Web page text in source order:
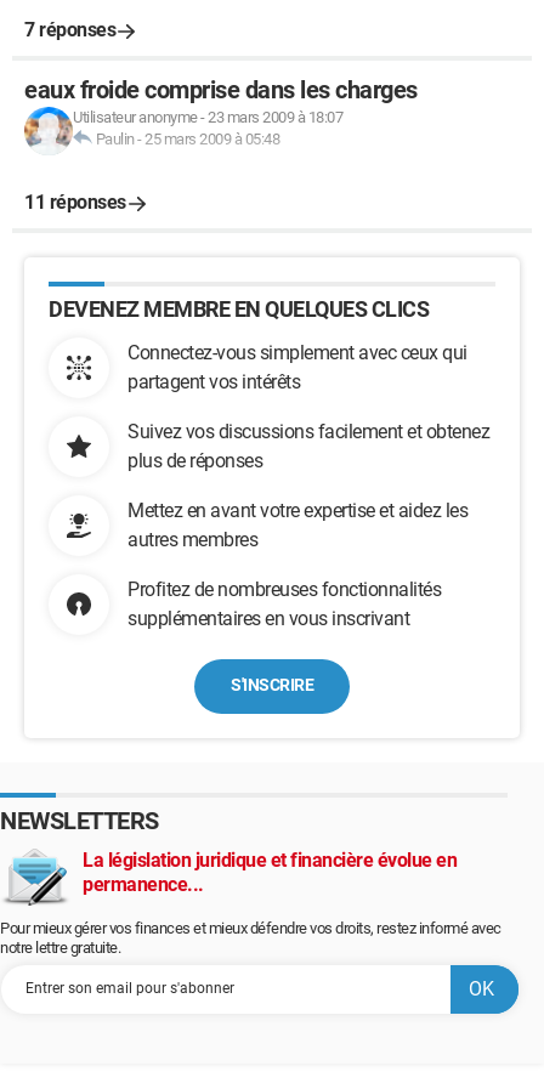
7 réponses
eaux froide comprise dans les charges
Utilisateur anonyme-23 mars 2009 à 18:07
Paulin-25 mars 2009 à 05:48
11 réponses
DEVENEZ MEMBRE EN QUELQUES CLICS
Connectez-vous simplement avec ceux qui
partagent vos intérêts
Suivez vos discussions facilement et obtenez
plus de réponses
Mettez en avant votre expertise et aidez les
autres membres
Profitez de nombreuses fonctionnalités
supplémentaires en vous inscrivant
S'INSCRIRE
NEWSLETTERS
La législation juridique et financière évolue en
permanence...
Pour mieux gérer vos finances et mieux défendre vos droits, restez informé avec
notre lettre gratuite.